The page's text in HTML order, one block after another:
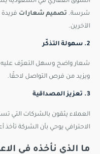
شرسة. تصميم شعارات
الآخرين.
2. سهولة التذكّر
شعار واضح وسهل التعرّف
ويزيد من فرص التواصل لاحقًا.
3. تعزيز المصداقية
العملاء يثقون بالشركات التي
الاحترافي يوحي بأن الشركة
ما الذي نأخذه في